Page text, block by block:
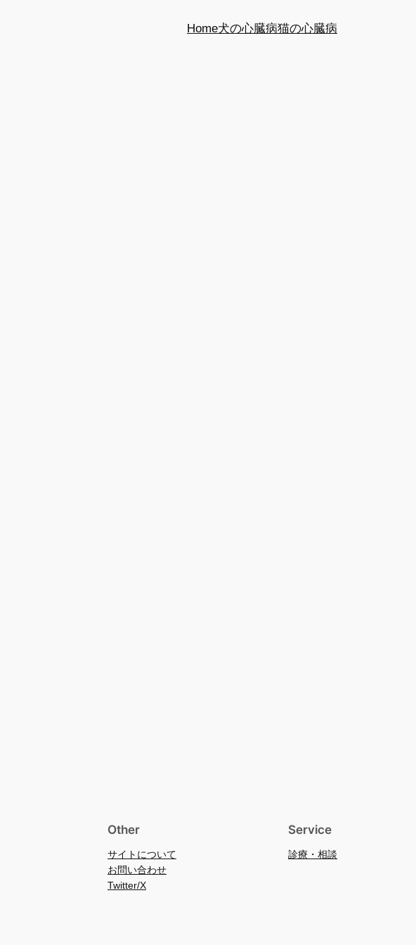
Home犬の心臓病猫の心臓病
Other
サイトについて
お問い合わせ
Twitter/X
Service
診療・相談